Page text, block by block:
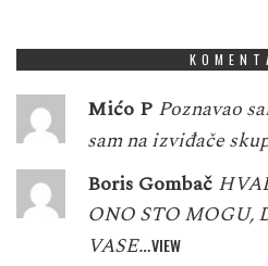
Mićo P Poznavao
sam na izviđače
Boris Gombač
ONO STO MOGU,
VASE…VIEW